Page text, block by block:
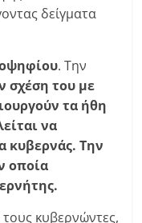
δείγματα
. Την
σχέση του με
τα ήθη
να
κυβερνάς. Την
οποία
τους κυβερνώντες,